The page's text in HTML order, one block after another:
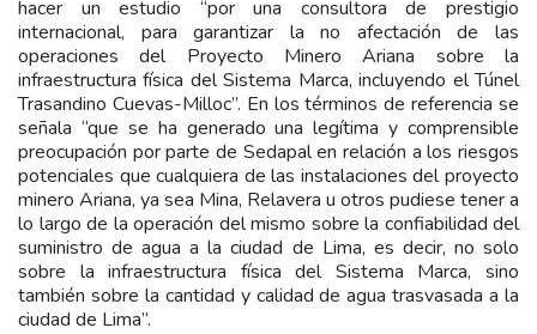
hacer un estudio “por una consultora de prestigio
internacional, para garantizar la no afectación de las
operaciones del Proyecto Minero Ariana sobre la
infraestructura física del Sistema Marca, incluyendo el Túnel
Trasandino Cuevas-Milloc”. En los términos de referencia se
señala “que se ha generado una legítima y comprensible
preocupación por parte de Sedapal en relación a los riesgos
potenciales que cualquiera de las instalaciones del proyecto
minero Ariana, ya sea Mina, Relavera u otros pudiese tener a
lo largo de la operación del mismo sobre la confiabilidad del
suministro de agua a la ciudad de Lima, es decir, no solo
sobre la infraestructura física del Sistema Marca, sino
también sobre la cantidad y calidad de agua trasvasada a la
ciudad de Lima”.